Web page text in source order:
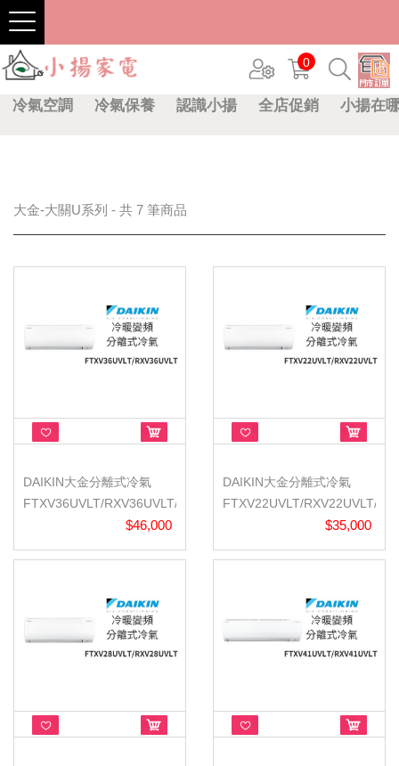
0
冷氣空調 冷氣保養 認識小揚 全店促銷 小揚在
大金-大關U系列 - 共 7 筆商品
DAIKIN大金分離式冷氣
FTXV36UVLT/RXV36UVLT/
$46,000
DAIKIN大金分離式冷氣
FTXV22UVLT/RXV22UVLT/
$35,000